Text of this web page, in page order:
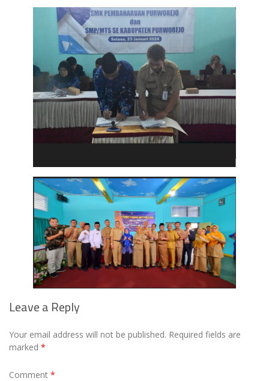
Leave a Reply
Your email address will not be published. Required fields are
marked *
Comment *